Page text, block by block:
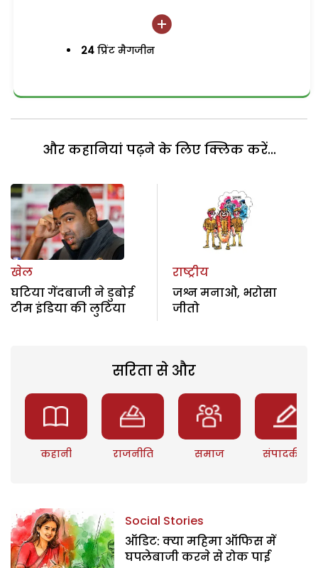
24 प्रिंट मैगजीन
और कहानियां पढ़ने के लिए क्लिक करें...
खेल
घटिया गेंदबाजी ने डुबोई
टीम इंडिया की लुटिया
राष्ट्रीय
जश्न मनाओ, भरोसा
जीतो
सरिता से और
कहानी राजनीति समाज संपादकीय
Social Stories
ऑडिट: क्या महिमा ऑफिस में
घपलेबाजी करने से रोक पाई